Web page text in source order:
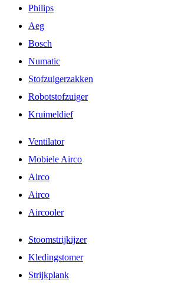
Philips
Aeg
Bosch
Numatic
Stofzuigerzakken
Robotstofzuiger
Kruimeldief
Ventilator
Mobiele Airco
Airco
Airco
Aircooler
Stoomstrijkijzer
Kledingstomer
Strijkplank